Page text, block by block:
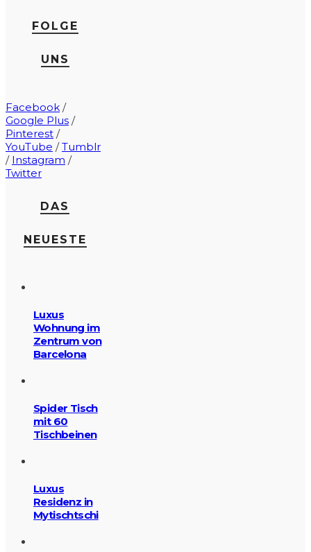
FOLGE
UNS
Facebook /
Google Plus /
Pinterest /
YouTube /Tumblr
/ Instagram /
Twitter
DAS
NEUESTE
Luxus
Wohnung im
Zentrum von
Barcelona
Spider Tisch
mit 60
Tischbeinen
Luxus
Residenz in
Mytischtschi